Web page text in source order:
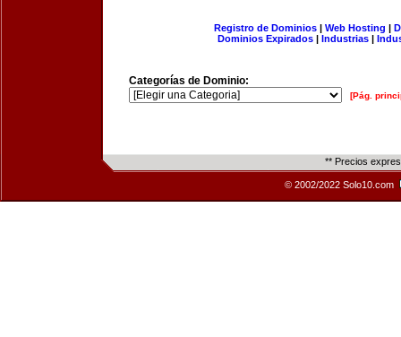
Registro de Dominios| Web Hosting |
Dominios Expirados | Industrias |
Categorías de Dominio:
[Pág.
** Precios
© 2002/2022 Solo10.com